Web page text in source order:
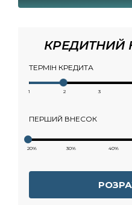
КРЕДИТНИЙ
ТЕРМІН КРЕДИТА
1 2 3
ПЕРШИЙ ВНЕСОК
20% 30% 40%